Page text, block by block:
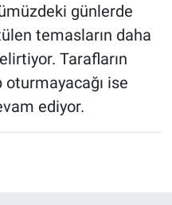
günlerde
temasların daha
Tarafların
ise
ediyor.